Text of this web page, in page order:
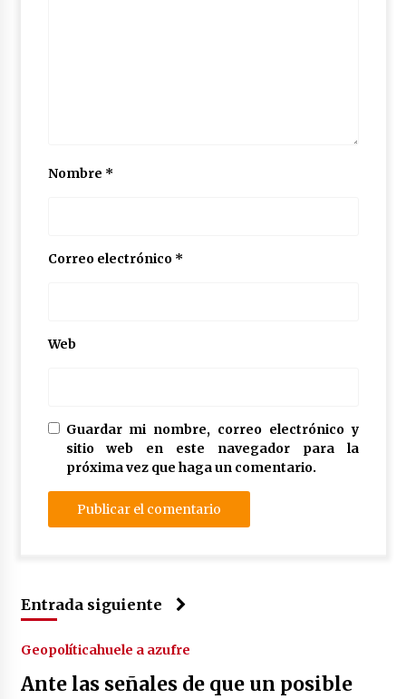
Nombre *
Correo electrónico *
Web
Guardar mi nombre, correo electrónico y
sitio web en este navegador para la
próxima vez que haga un comentario.
Entrada siguiente
Geopolíticahuele a azufre
Ante las señales de que un posible